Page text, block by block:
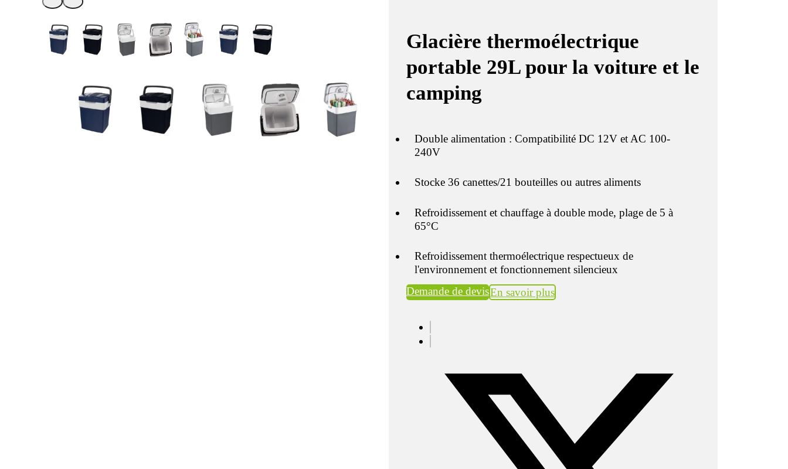
Glacière thermoélectrique
portable 29L pour la voiture et le
camping
Double alimentation : Compatibilité DC 12V et AC 100-
240V
Stocke 36 canettes/21 bouteilles ou autres aliments
Refroidissement et chauffage à double mode, plage de 5 à
65°C
Refroidissement thermoélectrique respectueux de
l'environnement et fonctionnement silencieux
Demande de devisEn savoir plus